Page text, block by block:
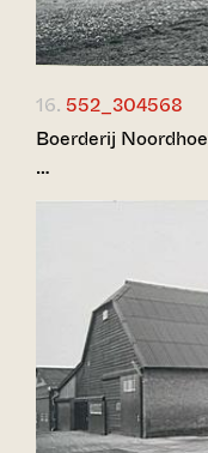
16. 552_304568
Boerderij
…